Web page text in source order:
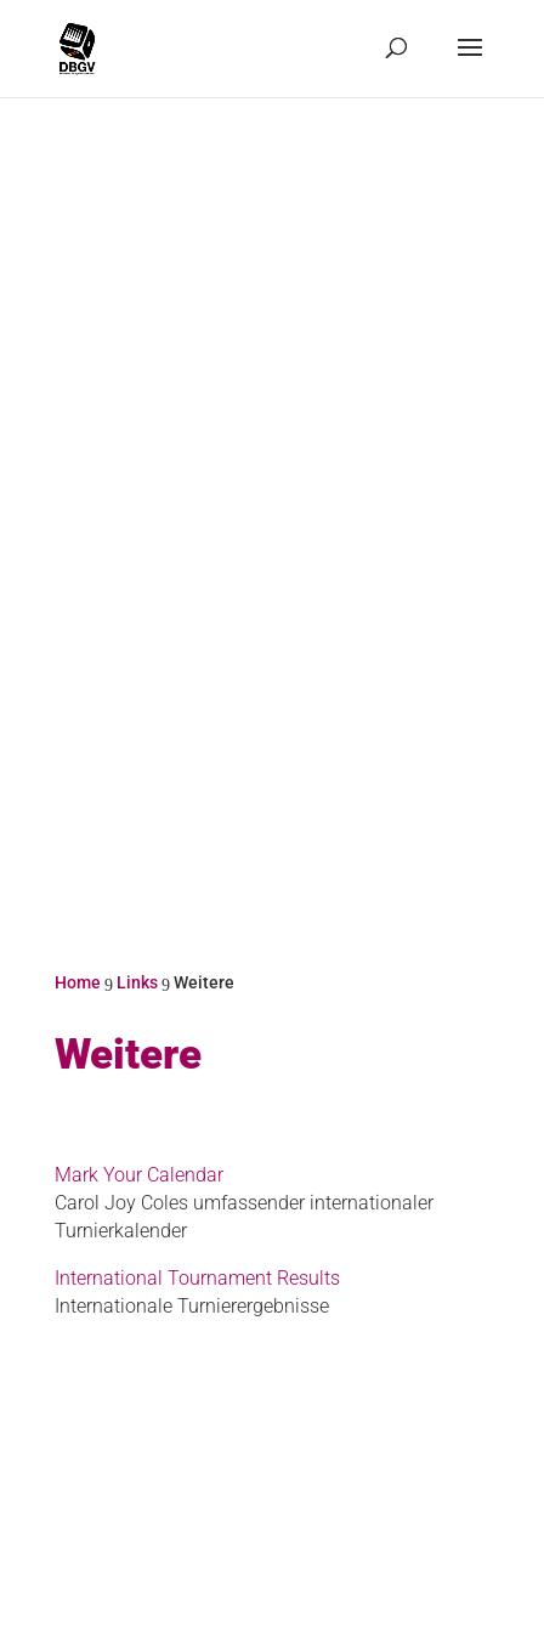
Home 9 Links 9 Weitere
Weitere
Mark Your Calendar
Carol Joy Coles umfassender internationaler
Turnierkalender
International Tournament Results
Internationale Turnierergebnisse